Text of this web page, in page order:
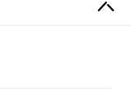
telefonicznych